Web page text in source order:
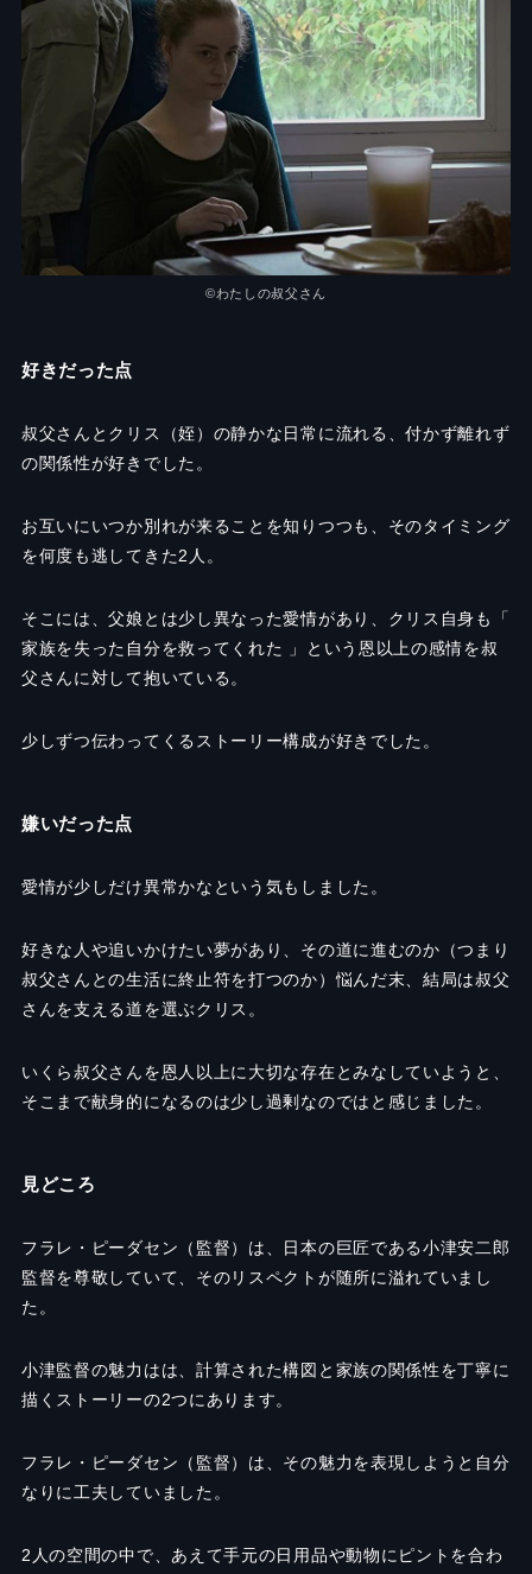
©わたしの叔父さん
好きだった点
叔父さんとクリス（姪）の静かな日常に流れる、付かず離れず
の関係性が好きでした。
お互いにいつか別れが来ることを知りつつも、そのタイミング
を何度も逃してきた2 人。
そこには、父娘とは少し異なった愛情があり、クリス自身も「
家族を失った自分を救ってくれた 」という恩以上の感情を叔
父さんに対して抱いている。
少しずつ伝わってくるストーリー構成が好きでした。
嫌いだった点
愛情が少しだけ異常かなという気もしました。
好きな人や追いかけたい夢があり、その道に進むのか（つまり
叔父さんとの生活に終止符を打つのか）悩んだ末、結局は叔父
さんを支える道を選ぶクリス。
いくら叔父さんを恩人以上に大切な存在とみなしていようと、
そこまで献身的になるのは少し過剰なのではと感じました。
見どころ
フラレ・ピーダセン（監督）は、日本の巨匠である小津安二郎
監督を尊敬していて、そのリスペクトが随所に溢れていまし
た。
小津監督の魅力はは、計算された構図と家族の関係性を丁寧に
描くストーリーの2つにあります。
フラレ・ピーダセン（監督）は、その魅力を表現しようと自分
なりに工夫していました。
2 人の空間の中で、あえて手元の日用品や動物にピントを合わ